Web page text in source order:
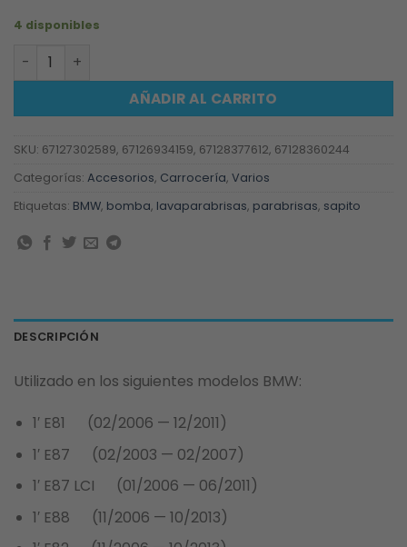
4 disponibles
Bomba limpiaparabrisas BMW C cantidad
AÑADIR AL CARRITO
SKU: 67127302589, 67126934159, 67128377612, 67128360244
Categorías: Accesorios, Carrocería, Varios
Etiquetas: BMW, bomba, lavaparabrisas, parabrisas, sapito
DESCRIPCIÓN
Utilizado en los siguientes modelos BMW:
1′ E81 (02/2006 — 12/2011)
1′ E87 (02/2003 — 02/2007)
1′ E87 LCI (01/2006 — 06/2011)
1′ E88 (11/2006 — 10/2013)